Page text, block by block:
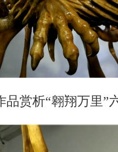
品赏析“翱翔万里”